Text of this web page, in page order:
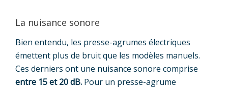
La nuisance sonore
Bien entendu, les presse-agrumes électriques
émettent plus de bruit que les modèles manuels.
Ces derniers ont une nuisance sonore comprise
entre 15 et 20 dB. Pour un presse-agrume